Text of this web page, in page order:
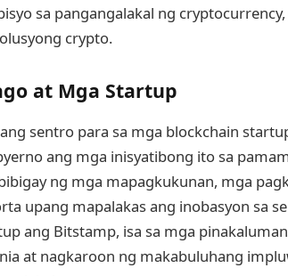
sa pangangalakal ng
crypto.
at Mga Startup
sentro para sa mga blockchain
ang mga inisyatibong ito sa
ng mga mapagkukunan, mga
upang mapalakas ang inobasyon sa
ang Bitstamp, isa sa mga
at nagkaroon ng makabuluhang